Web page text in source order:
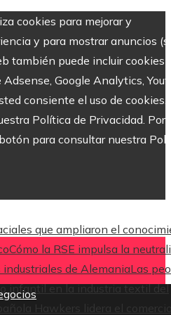
cookies para mejorar y
y para mostrar anuncios
también puede incluir cookies
Google Analytics,
consiente el uso de cookies.
Política de Privacidad. Por
para consultar nuestra
que ampliaron el
Cómo la RSE impulsa la
de AlemaniaLas
infantil en la industria textil del
Hawkers lidera el